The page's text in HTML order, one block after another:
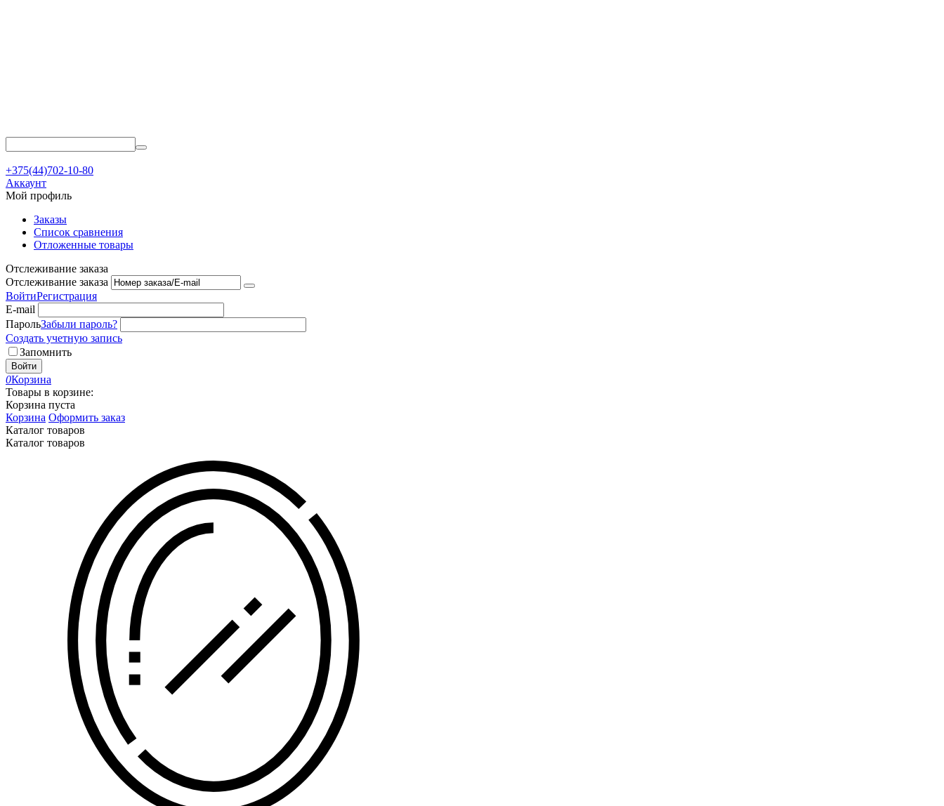
+375(44)702-10-80
Аккаунт
Мой профиль
Заказы
Список сравнения
Отложенные товары
Отслеживание заказа
Отслеживание заказа
ВойтиРегистрация
E-mail
ПарольЗабыли пароль?
Создать учетную запись
Запомнить
Войти
0Корзина
Товары в корзине:
Корзина пуста
Корзина Оформить заказ
Каталог товаров
Каталог товаров